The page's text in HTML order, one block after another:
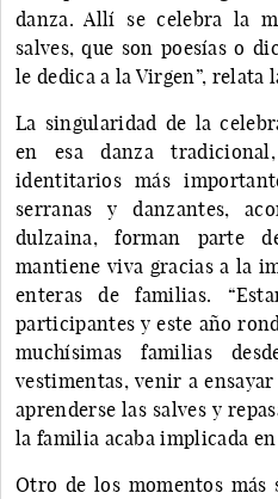
danza. Allí se celebra la
salves, que son poesías o
le dedica a la Virgen”, relata
La singularidad de la
en esa danza
identitarios más
serranas y danzantes,
dulzaina, forman parte
mantiene viva gracias a la
enteras de familias.
participantes y este año
muchísimas familias
vestimentas, venir a
aprenderse las salves y
la familia acaba implicada
Otro de los momentos